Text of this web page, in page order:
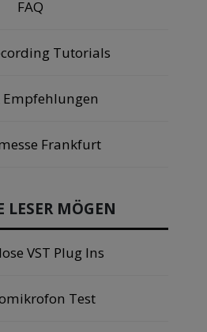
FAQ
Tutorials
Frankfurt
LESER MÖGEN
VST Plug Ins
Test